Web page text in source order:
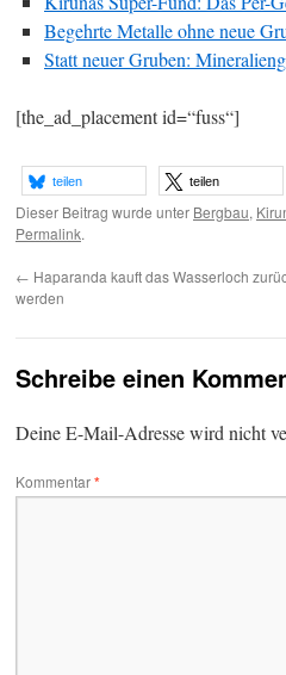
Begehrte Metalle ohne neue
Statt neuer Gruben:
[the_ad_placement id=“fuss“]
teilen teilen
Dieser Beitrag wurde unter Bergbau,
Permalink.
← Haparanda kauft das Wasserloch
werden
Schreibe einen
Deine E-Mail-Adresse wird nicht
Kommentar*